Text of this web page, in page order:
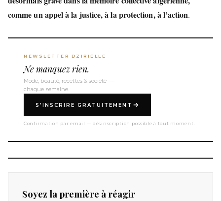
comme un appel à la justice, à la protection, à l’action.
NEWSLETTER DZIRIELLE
Ne manquez rien.
Mode, beauté, recettes & société —
chaque semaine.
S'INSCRIRE GRATUITEMENT
Confirmation par email — désinscription possible à tout moment.
Soyez la première à réagir